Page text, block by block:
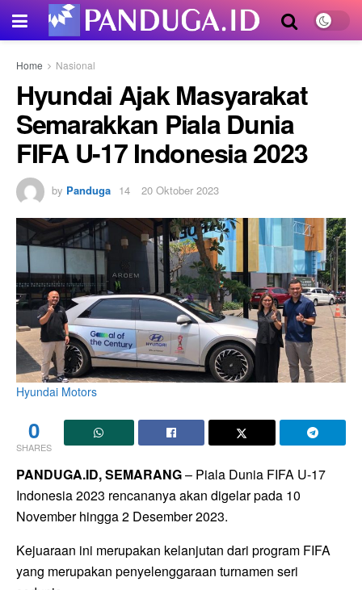
Home Nasional
Hyundai Ajak Masyarakat
Semarakkan Piala Dunia
FIFA U-17 Indonesia 2023
by Panduga 20 Oktober 2023
Hyundai Motors
0
SHARES
PANDUGA.ID, SEMARANG– Piala Dunia FIFA U-17
Indonesia 2023 rencananya akan digelar pada 10
November hingga 2 Desember 2023.
Kejuaraan ini merupakan kelanjutan dari program FIFA
yang merupakan penyelenggaraan turnamen seri